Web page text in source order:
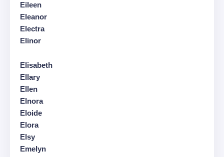
Eileen
Eleanor
Electra
Elinor
Elisabeth
Ellary
Ellen
Elnora
Eloide
Elora
Elsy
Emelyn